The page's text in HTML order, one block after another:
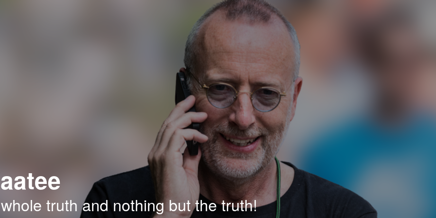
truth and nothing but the truth!